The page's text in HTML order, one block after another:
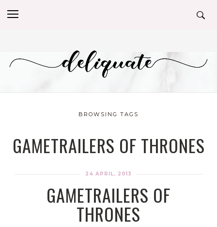
BROWSING TAGS
GAMETRAILERS OF THRONES
24 APRIL, 2013
GAMETRAILERS OF
THRONES